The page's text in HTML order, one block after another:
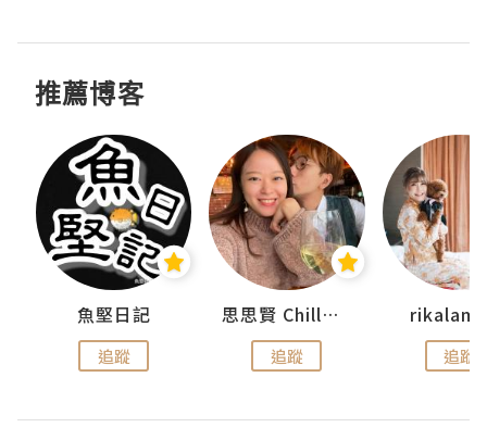
推薦博客
魚堅日記
追蹤
思思賢 ChillMyBabe
追蹤 追蹤